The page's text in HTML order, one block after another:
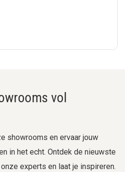
vol
showrooms en ervaar jouw
in het echt. Ontdek de nieuwste
experts en laat je inspireren.